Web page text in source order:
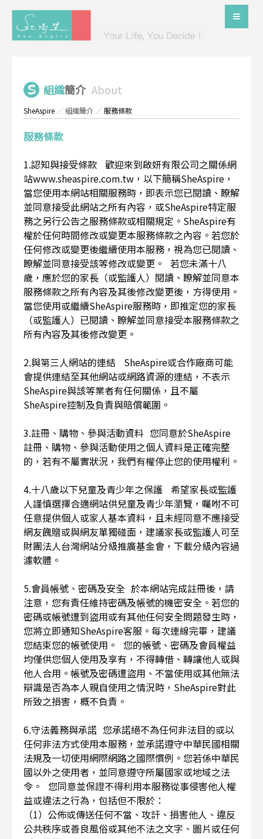
組織簡介 About
SheAspire ／組織簡介 ／服務條款
服務條款
1.認知與接受條款 歡迎來到啟妍有限公司之關係網
站www.sheaspire.com.tw，以下簡稱SheAspire，
當您使用本網站相關服務時，即表示您已閱讀、瞭解
並同意接受此網站之所有內容，或SheAspire特定服
務之另行公告之服務條款或相關規定。SheAspire有
權於任何時間修改或變更本服務條款之內容。若您於
任何修改或變更後繼續使用本服務，視為您已閱讀、
瞭解並同意接受該等修改或變更。 若您未滿十八
歲，應於您的家長（或監護人）閱讀、瞭解並同意本
服務條款之所有內容及其後修改變更後，方得使用。
當您使用或繼續SheAspire服務時，即推定您的家長
（或監護人）已閱讀、瞭解並同意接受本服務條款之
所有內容及其後修改變更。
2.與第三人網站的連結 SheAspire或合作廠商可能
會提供連結至其他網站或網路資源的連結，不表示
SheAspire與該等業者有任何關係，且不屬
SheAspire控制及負責與賠償範圍。
3.註冊、購物、參與活動資料 您同意於SheAspire
註冊、購物、參與活動使用之個人資料是正確完整
的，若有不屬實狀況，我們有權停止您的使用權利。
4.十八歲以下兒童及青少年之保護 希望家長或監護
人謹慎選擇合適網站供兒童及青少年瀏覽，囑咐不可
任意提供個人或家人基本資料，且未經同意不應接受
網友餽贈或與網友單獨碰面，建議家長或監護人可至
財團法人台灣網站分級推廣基金會，下載分級內容過
濾軟體。
5.會員帳號、密碼及安全 於本網站完成註冊後，請
注意，您有責任維持密碼及帳號的機密安全。若您的
密碼或帳號遭到盜用或有其他任何安全問題發生時，
您將立即通知SheAspire客服。每次連線完畢，建議
您結束您的帳號使用。 您的帳號、密碼及會員權益
均僅供您個人使用及享有，不得轉借、轉讓他人或與
他人合用。帳號及密碼遭盜用、不當使用或其他無法
辯識是否為本人親自使用之情況時，SheAspire對此
所致之損害，概不負責。
6.守法義務與承諾 您承諾絕不為任何非法目的或以
任何非法方式使用本服務，並承諾遵守中華民國相關
法規及一切使用網際網路之國際慣例。您若係中華民
國以外之使用者，並同意遵守所屬國家或地域之法
令。 您同意並保證不得利用本服務從事侵害他人權
益或違法之行為，包括但不限於：
（1）公佈或傳送任何不當、攻訐、損害他人、違反
公共秩序或善良風俗或其他不法之文字、圖片或任何